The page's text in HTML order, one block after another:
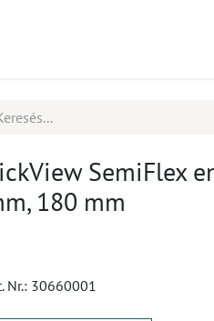
SemiFlex
180 mm
Nr.: 30660001